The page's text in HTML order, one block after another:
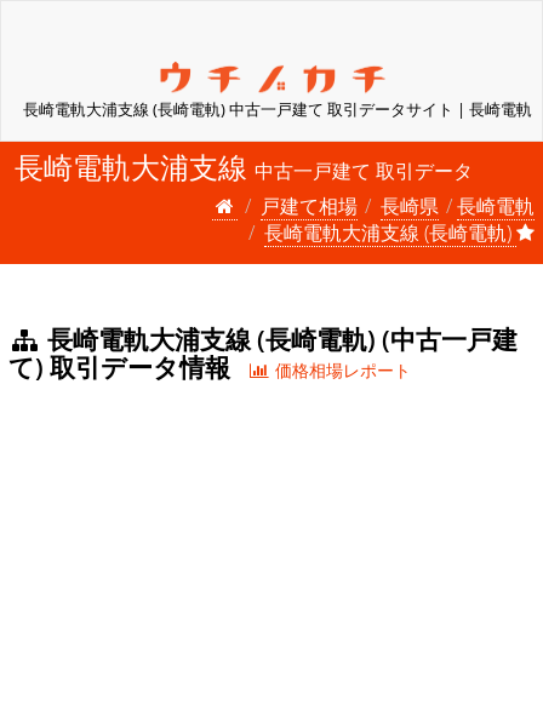
長崎電軌大浦支線 (長崎電軌) 中古一戸建て 取引データサイト | 長崎電軌
長崎電軌大浦支線 中古一戸建て 取引データ
戸建て相場
長崎県
長崎電軌
長崎電軌大浦支線 (長崎電軌)
長崎電軌大浦支線 (長崎電軌) (中古一戸建
て) 取引データ情報
価格相場レポート